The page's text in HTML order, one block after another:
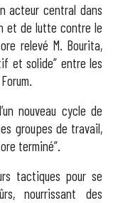
acteur central dans
et de lutte contre le
relevé M. Bourita,
et solide” entre les
nouveau cycle de
groupes de travail,
terminé”.
tactiques pour se
nourrissant des